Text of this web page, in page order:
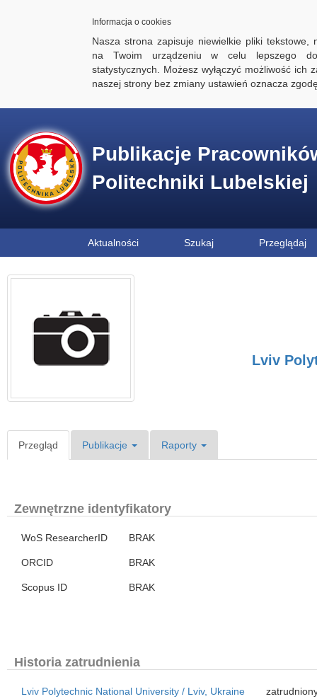
Informacja o cookies
Nasza strona zapisuje niewielkie pliki tekstowe,
na Twoim urządzeniu w celu lepszego
statystycznych. Możesz wyłączyć możliwość ich
naszej strony bez zmiany ustawień oznacza
Publikacje
Politechniki Lubelskiej
Aktualności Szukaj Przeglądaj
Lviv
Przegląd Publikacje Raporty
Zewnętrzne identyfikatory
WoS ResearcherID BRAK
ORCID BRAK
Scopus ID BRAK
Historia zatrudnienia
Lviv Polytechnic National University / Lviv, Ukraine